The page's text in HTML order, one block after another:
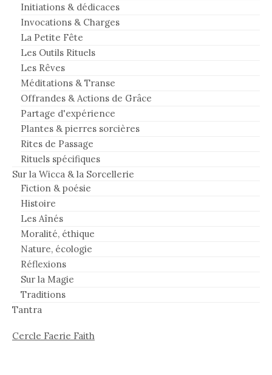
Initiations & dédicaces
Invocations & Charges
La Petite Fête
Les Outils Rituels
Les Rêves
Méditations & Transe
Offrandes & Actions de Grâce
Partage d'expérience
Plantes & pierres sorcières
Rites de Passage
Rituels spécifiques
Sur la Wicca & la Sorcellerie
Fiction & poésie
Histoire
Les Aînés
Moralité, éthique
Nature, écologie
Réflexions
Sur la Magie
Traditions
Tantra
Cercle Faerie Faith